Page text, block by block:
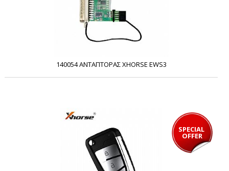
140054 ΑΝΤΑΠΤΟΡΑΣ XHORSE EWS3
SPECIAL
OFFER